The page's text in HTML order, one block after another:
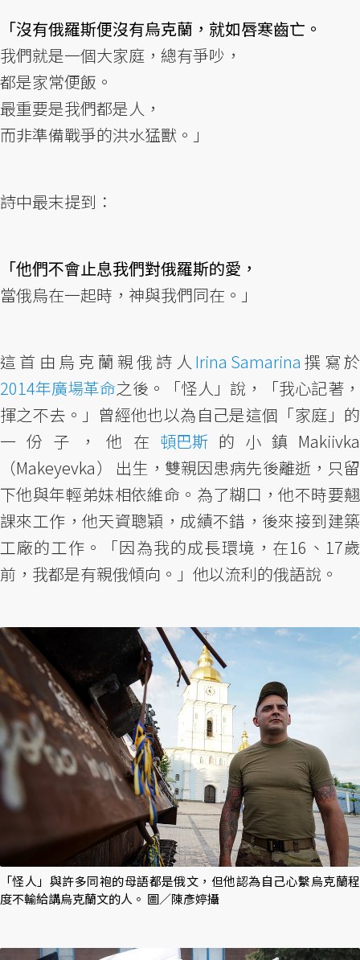
「沒有俄羅斯便沒有烏克蘭，就如唇寒齒亡。
我們就是一個大家庭，總有爭吵，
都是家常便飯。
最重要是我們都是人，
而非準備戰爭的洪水猛獸。」
詩中最末提到：
「他們不會止息我們對俄羅斯的愛，
當俄烏在一起時，神與我們同在。」
這首由烏克蘭親俄詩人 Irina Samarina 撰寫於
2014年廣場革命之後。「怪人」說，「我心記著，
揮之不去。」曾經他也以為自己是這個「家庭」的
一份子，他在 頓巴斯的小鎮Makiivka
（Makeyevka） 出生，雙親因患病先後離逝，只留
下他與年輕弟妹相依維命。為了糊口，他不時要翹
課來工作，他天資聰穎，成績不錯，後來接到建築
工廠的工作。「因為我的成長環境，在16、17歲
前，我都是有親俄傾向。」他以流利的俄語說。
「怪人」與許多同袍的母語都是俄文，但他認為自己心繫烏克蘭程
度不輸給講烏克蘭文的人。 圖／陳彥婷攝